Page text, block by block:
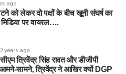
ago
को लेकर दो पक्षों के बीच खूनी संघर्ष का
पर वायरल….
2 years ago
त्रिवेंद्र सिंह रावत और डीजीपी
सामने, त्रिवेंद्र ने आखिर क्यों DGP